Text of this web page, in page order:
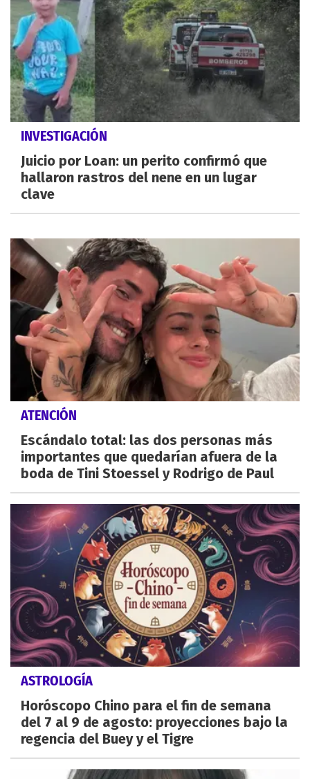
INVESTIGACIÓN
Juicio por Loan: un perito confirmó que
hallaron rastros del nene en un lugar
clave
ATENCIÓN
Escándalo total: las dos personas más
importantes que quedarían afuera de la
boda de Tini Stoessel y Rodrigo de Paul
ASTROLOGÍA
Horóscopo Chino para el fin de semana
del 7 al 9 de agosto: proyecciones bajo la
regencia del Buey y el Tigre